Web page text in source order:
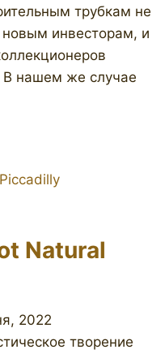
трубкам не
новым инвесторам, и
В нашем же случае
Natural
2022
творение